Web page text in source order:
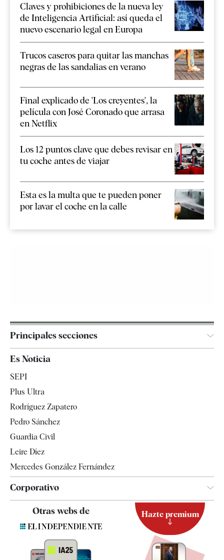
Claves y prohibiciones de la nueva ley
de Inteligencia Artificial: así queda el
nuevo escenario legal en Europa
Trucos caseros para quitar las manchas
negras de las sandalias en verano
Final explicado de 'Los creyentes', la
película con José Coronado que arrasa
en Netflix
Los 12 puntos clave que debes revisar en
tu coche antes de viajar
Esta es la multa que te pueden poner
por lavar el coche en la calle
Principales secciones
España
Televisión
Es Noticia
SEPI
Plus Ultra
Rodríguez Zapatero
Pedro Sánchez
Guardia Civil
Leire Díez
Mercedes González Fernández
Corporativo
Contacto
Otras webs de Hazte premium